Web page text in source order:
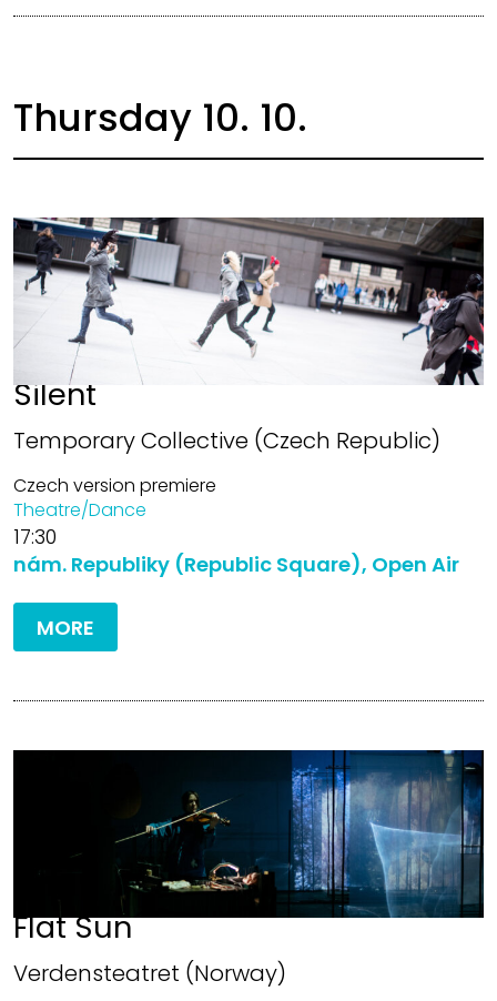
Thursday 10. 10.
Silent
Temporary Collective (Czech Republic)
Czech version premiere
Theatre/Dance
17:30
nám. Republiky (Republic Square), Open Air
MORE
Flat Sun
Verdensteatret (Norway)